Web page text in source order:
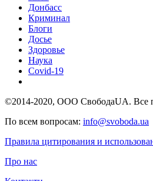
Донбасс
Криминал
Блоги
Досье
Здоровье
Наука
Covid-19
©2014-2020, ООО СвободаUA. Все
По всем вопросам: info@svoboda.ua
Правила цитирования и
Про нас